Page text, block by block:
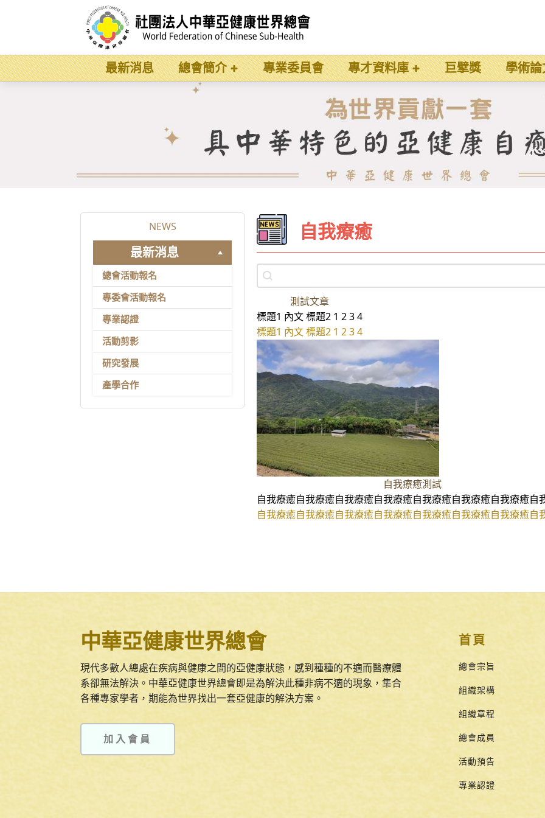
最新消息 總會簡介 專業委員會 專才資料庫 巨擘獎 學術論
NEWS
最新消息
總會活動報名
專委會活動報名
專業認證
活動剪影
研究發展
產學合作
自我療癒
post_search
測試文章
標題1 內文 標題2 1 2 3 4
標題1 內文 標題2 1 2 3 4
自我療癒測試
自我療癒自我療癒自我療癒自我療癒自我療癒自我療癒自我療癒自
自我療癒自我療癒自我療癒自我療癒自我療癒自我療癒自我療癒自
中華亞健康世界總會
現代多數人總處在疾病與健康之間的亞健康狀態，感到種種的不適而醫療體
系卻無法解決。中華亞健康世界總會即是為解決此種非病不適的現象，集合
各種專家學者，期能為世界找出一套亞健康的解決方案。
加入會員
首頁
總會宗旨
組織架構
組織章程
總會成員
活動預告
專業認證